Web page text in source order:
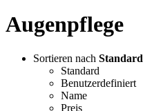
Augenpflege
Sortieren nach Standard
Standard
Benutzerdefiniert
Name
Preis